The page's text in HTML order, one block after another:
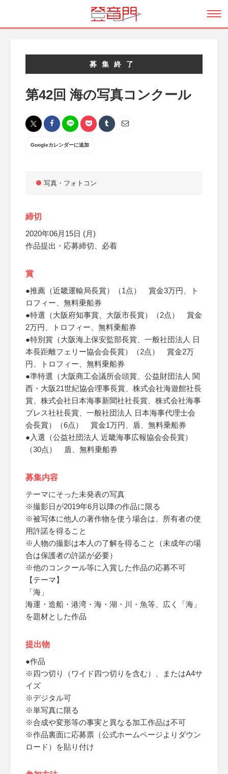
募集終了
第42回 海の写真コンクール
Googleカレンダーに追加
写真・フォトコン
締切
2020年06月15日 (月)
作品提出・応募締切、必着
賞
●推薦（近畿運輸局長賞）（1点） 賞金3万円、ト
ロフィー、無料乗船券
●特選（大阪府知事賞、大阪市長賞）（2点） 賞金
2万円、トロフィー、無料乗船券
●特別賞（大阪海上保安監部長賞、一般社団法人 日
本長距離フェリー協会会長賞）（2点） 賞金2万
円、トロフィー、無料乗船券
●準特選（大阪商工会議所会頭賞、公益財団法人 関
西・大阪21世紀協会理事長賞、株式会社海遊館社長
賞、株式会社日本海事新聞社社長賞、株式会社海事
プレス社社長賞、一般社団法人 日本海事代理士会
会長賞）（6点） 賞金1万円、盾、無料乗船券
●入選（公益社団法人 近畿海事広報協会会長賞）
（30点） 盾、無料乗船券
募集内容
テーマにそった未発表の写真
※撮影日が2019年6月以降の作品に限る
※被写体に他人の著作物を使う場合は、所有者の使
用許諾を得ること
※人物の撮影は本人の了解を得ること（未成年の場
合は保護者の許諾が必要）
※他のコンクール等に入賞した作品の応募不可
【テーマ】
「海」
海運・造船・港湾・海・湖・川・魚等、広く「海」
を題材とした作品
提出物
●作品
※四つ切り（ワイド四つ切りを含む）、またはA4サ
イズ
※デジタル可
※単写真に限る
※合成や変形等の事実と異なる加工作品は不可
※作品裏面に応募票（公式ホームページよりダウン
ロード）を貼り付け